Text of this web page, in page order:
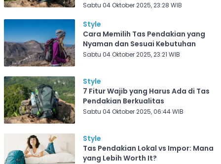
Sabtu 04 Oktober 2025, 23:28 WIB
Style
Cara Memilih Tas Pendakian yang
Nyaman dan Sesuai Kebutuhan
Sabtu 04 Oktober 2025, 23:21 WIB
Style
7 Fitur Wajib yang Harus Ada di Tas
Pendakian Berkualitas
Sabtu 04 Oktober 2025, 06:44 WIB
Style
Tas Pendakian Lokal vs Impor: Mana
yang Lebih Worth It?